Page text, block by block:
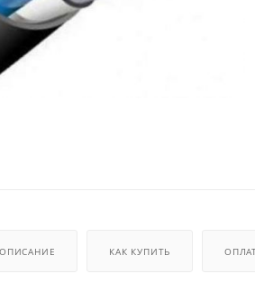
ОПИСАНИЕ КАК КУПИТЬ